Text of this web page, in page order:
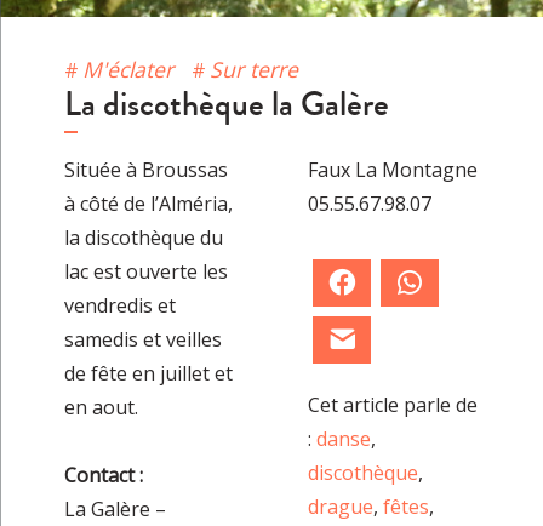
M'éclater Sur terre
La discothèque la Galère
Située à Broussas
à côté de l’Alméria,
la discothèque du
lac est ouverte les
vendredis et
samedis et veilles
de fête en juillet et
en aout.
Contact :
La Galère –
Faux La Montagne
05.55.67.98.07
Facebook
Cet article parle de
: danse,
discothèque,
drague, fêtes,